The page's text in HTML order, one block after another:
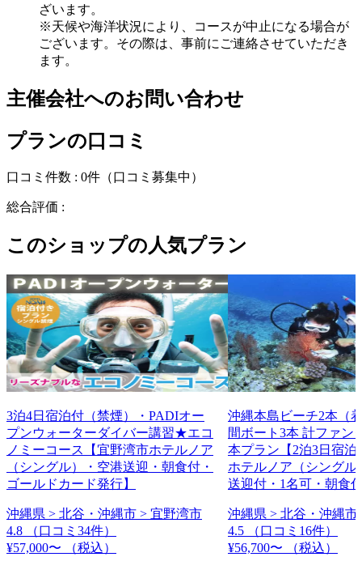
ざいます。
※天候や海洋状況により、コースが中止になる場合が
ございます。その際は、事前にご連絡させていただき
ます。
主催会社へのお問い合わせ
プランの口コミ
口コミ件数 : 0件 （口コミ募集中）
総合評価 :
このショップの人気プラン
3泊4日宿泊付（禁煙）・PADIオー
プンウォーターダイバー講習★エコ
ノミーコース【宜野湾市ホテルノア
（シングル）・空港送迎・朝食付・
ゴールドカード発行】
沖縄県 > 北谷・沖縄市 > 宜野湾市
4.8
（口コミ34件）
¥57,000〜
（税込）
沖縄本島ビーチ2本（
間ボート3本 計ファン
本プラン【2泊3日宿泊
ホテルノア（シングル
送迎付・1名可・朝食
沖縄県 > 北谷・沖縄市
4.5
（口コミ16件）
¥56,700〜
（税込）